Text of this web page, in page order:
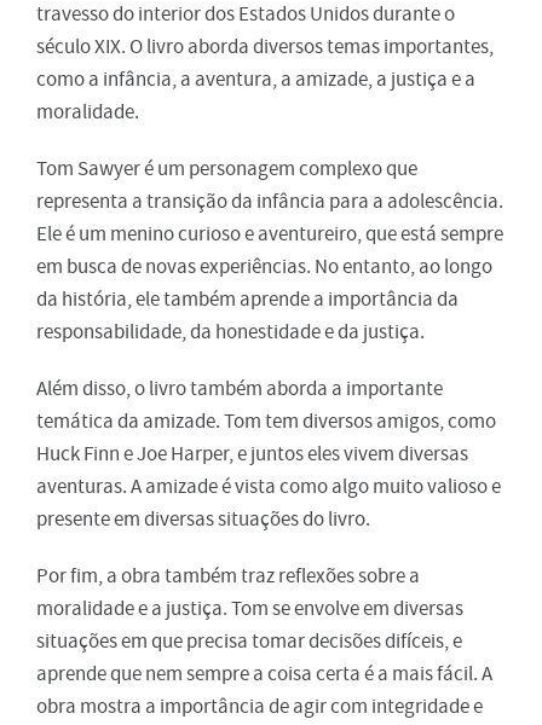
travesso do interior dos Estados Unidos durante o
século XIX. O livro aborda diversos temas importantes,
como a infância, a aventura, a amizade, a justiça e a
moralidade.
Tom Sawyer é um personagem complexo que
representa a transição da infância para a adolescência.
Ele é um menino curioso e aventureiro, que está sempre
em busca de novas experiências. No entanto, ao longo
da história, ele também aprende a importância da
responsabilidade, da honestidade e da justiça.
Além disso, o livro também aborda a importante
temática da amizade. Tom tem diversos amigos, como
Huck Finn e Joe Harper, e juntos eles vivem diversas
aventuras. A amizade é vista como algo muito valioso e
presente em diversas situações do livro.
Por fim, a obra também traz reflexões sobre a
moralidade e a justiça. Tom se envolve em diversas
situações em que precisa tomar decisões difíceis, e
aprende que nem sempre a coisa certa é a mais fácil. A
obra mostra a importância de agir com integridade e